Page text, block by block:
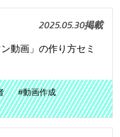
2025.05.30掲載
動画」の作り方セミ
#動画作成